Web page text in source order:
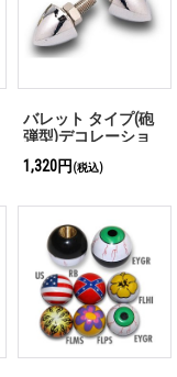
バレット タイプ(砲
弾型)デコレーショ
1,320円 (税込)